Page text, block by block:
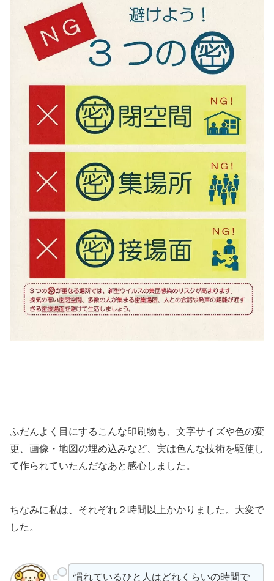
ふだんよく目にするこんな印刷物も、文字サイズや色の変
更、画像・地図の埋め込みなど、実は色んな技術を駆使し
て作られていたんだなあと感心しました。
ちなみに私は、それぞれ２時間以上かかりました。大変で
した。
慣れているひと人はどれくらいの時間で